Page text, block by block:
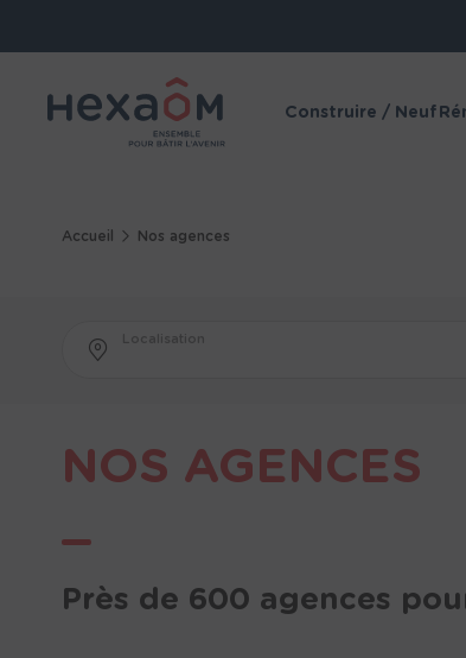
Construire / Neuf
Accueil Nos agences
Localisation
NOS AGENCES
Près de 600 agences